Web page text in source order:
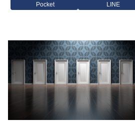
Pocket LINE